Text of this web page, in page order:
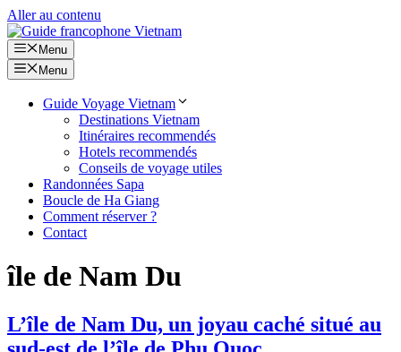
Aller au contenu
Menu
Menu
Guide Voyage Vietnam
Destinations Vietnam
Itinéraires recommendés
Hotels recommendés
Conseils de voyage utiles
Randonnées Sapa
Boucle de Ha Giang
Comment réserver ?
Contact
île de Nam Du
L’île de Nam Du, un joyau caché situé au